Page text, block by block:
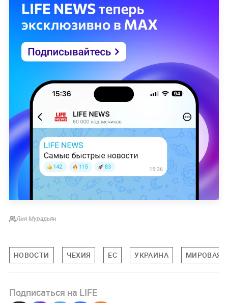
Лия Мурадьян
НОВОСТИ ЧЕХИЯ ЕС УКРАИНА МИРОВАЯ
Подписаться на LIFE